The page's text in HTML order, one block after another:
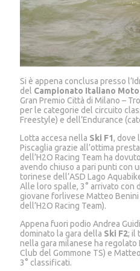
Si è appena conclusa presso
del Campionato Italiano Moto
Gran Premio Città di Milano –
per le categorie del circuito
Freestyle) e dell’Endurance
Lotta accesa nella Ski F1, dove
Piscaglia grazie all’ottima
dell’H2O Racing Team ha
avendo chiuso a pari punti con
torinese dell’ASD Lago
Alle loro spalle, 3° arrivato con
giovane forlivese Matteo
dell’H2O Racing Team).
Appena fuori podio Andrea
dominato la gara della Ski F2; il
nella gara milanese ha
Club del Gommone TS) e
3° classificati.